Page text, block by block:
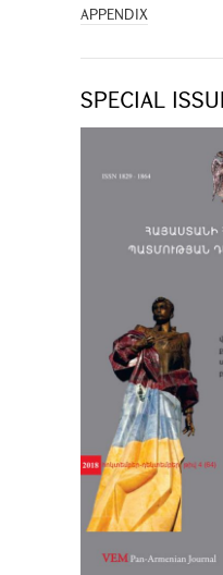
APPENDIX
SPECIAL